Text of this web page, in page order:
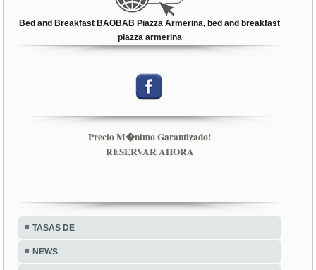
Bed and Breakfast BAOBAB Piazza Armerina, bed and breakfast
piazza armerina
Precio M�nimo Garantizado!
RESERVAR AHORA
TASAS DE
NEWS